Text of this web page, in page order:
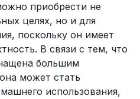
приобрести не
целях, но и для
поскольку он имеет
В связи с тем, что
большим
может стать
использования,